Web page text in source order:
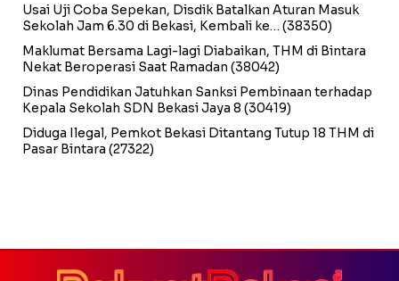
Usai Uji Coba Sepekan, Disdik Batalkan Aturan Masuk
Sekolah Jam 6.30 di Bekasi, Kembali ke… (38350)
Maklumat Bersama Lagi-lagi Diabaikan, THM di Bintara
Nekat Beroperasi Saat Ramadan (38042)
Dinas Pendidikan Jatuhkan Sanksi Pembinaan terhadap
Kepala Sekolah SDN Bekasi Jaya 8 (30419)
Diduga Ilegal, Pemkot Bekasi Ditantang Tutup 18 THM di
Pasar Bintara (27322)